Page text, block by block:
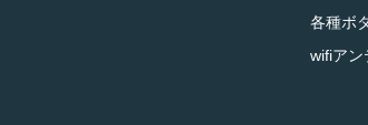
各種ボ
wifiアン